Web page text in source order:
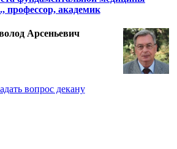
профессор, академик
Арсеньевич
вопрос декану